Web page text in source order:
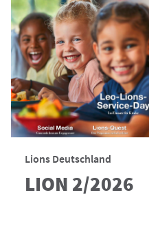
Lions Deutschland
LION 2/2026